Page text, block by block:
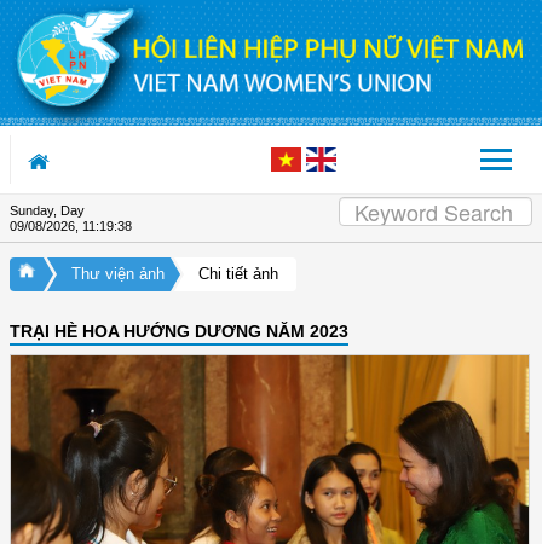
Skip to Content
Sunday, Day
09/08/2026, 11:19:39
Thư viện ảnh Chi tiết ảnh
TRẠI HÈ HOA HƯỚNG DƯƠNG NĂM 2023